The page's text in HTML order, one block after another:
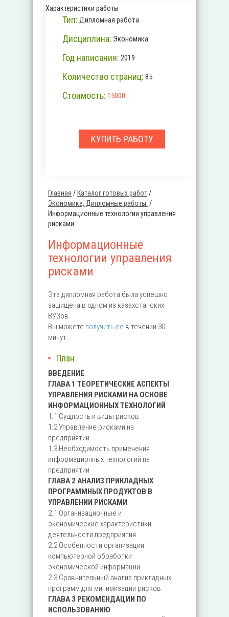
Вы здесь
Главная / Каталог готовых работ/
Экономика, Дипломные работы: /
Информационные технологии управления
рисками
Информационные
технологии управления
рисками
Эта дипломная работа была успешно
защищена в одном из казахстанских
ВУЗов.
Вы можете получить ее в течении 30
минут.
План
ВВЕДЕНИЕ
ГЛАВА 1 ТЕОРЕТИЧЕСКИЕ АСПЕКТЫ
УПРАВЛЕНИЯ РИСКАМИ НА ОСНОВЕ
ИНФОРМАЦИОННЫХ ТЕХНОЛОГИЙ
1.1 Сущность и виды рисков
1.2 Управление рисками на
предприятии
1.3 Необходимость применения
информационных технологий на
предприятии
ГЛАВА 2 АНАЛИЗ ПРИКЛАДНЫХ
ПРОГРАММНЫХ ПРОДУКТОВ В
УПРАВЛЕНИИ РИСКАМИ
2.1 Организационные и
экономические характеристики
деятельности предприятия
2.2 Особенности организации
компьютерной обработки
экономической информации
2.3 Сравнительный анализ прикладных
программ для минимизации рисков
ГЛАВА 3 РЕКОМЕНДАЦИИ ПО
ИСПОЛЬЗОВАНИЮ
Характеристики работы
Тип: Дипломная работа
Дисциплина: Экономика
Год написания: 2019
Количество страниц: 85
Стоимость: 15000
КУПИТЬ РАБОТУ